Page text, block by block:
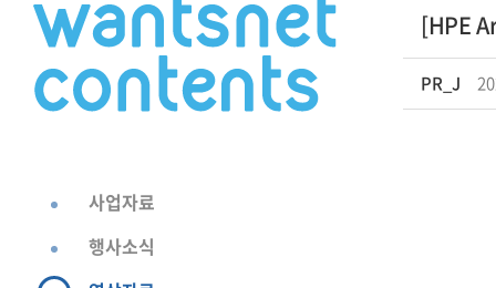
사업자료
행사소식
[HPE
PR_J